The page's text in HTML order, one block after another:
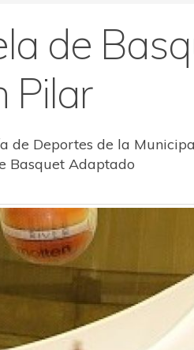
de
Pilar
de Deportes de la
Basquet Adaptado